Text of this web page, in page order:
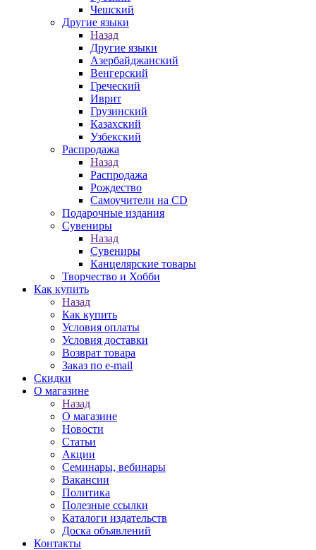
Чешский
Другие языки
Назад
Другие языки
Азербайджанский
Венгерский
Греческий
Иврит
Грузинский
Казахский
Узбекский
Распродажа
Назад
Распродажа
Рождество
Самоучители на CD
Подарочные издания
Сувениры
Назад
Сувениры
Канцелярские товары
Творчество и Хобби
Как купить
Назад
Как купить
Условия оплаты
Условия доставки
Возврат товара
Заказ по e-mail
Скидки
О магазине
Назад
О магазине
Новости
Статьи
Акции
Семинары, вебинары
Вакансии
Политика
Полезные ссылки
Каталоги издательств
Доска объявлений
Контакты